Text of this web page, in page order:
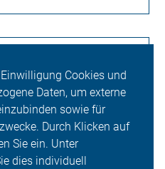
Cookies und
Daten, um externe
sowie für
Durch Klicken auf
Sie ein. Unter
dies individuell
zwischen